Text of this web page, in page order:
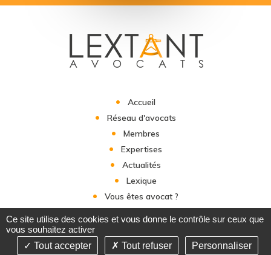
Accueil
Réseau d'avocats
Membres
Expertises
Actualités
Lexique
Vous êtes avocat ?
Ce site utilise des cookies et vous donne le contrôle sur ceux que
vous souhaitez activer
Tout accepter
Tout refuser Personnaliser